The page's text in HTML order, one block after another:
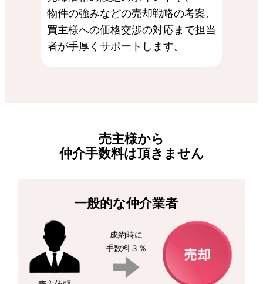
物件の強みなどの売却戦略の考案、
買主様への価格交渉の対応まで担当
者が手厚くサポートします。
売主様から
仲介手数料は頂きません
一般的な仲介業者
成約時に
手数料３％